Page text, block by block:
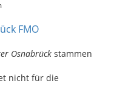
FMO
Osnabrück stammen
nicht für die